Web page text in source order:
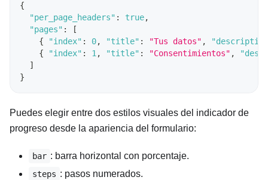
{
"per_page_headers" : true,
"pages" :
[
{
"index" : 0, "title" : "Tus datos" ,
{
"index" : 1 , "title" : "Consentimientos" ,
]
}
Puedes elegir entre dos estilos visuales del indicador de
progreso desde la apariencia del formulario:
bar : barra horizontal con porcentaje.
steps : pasos numerados.